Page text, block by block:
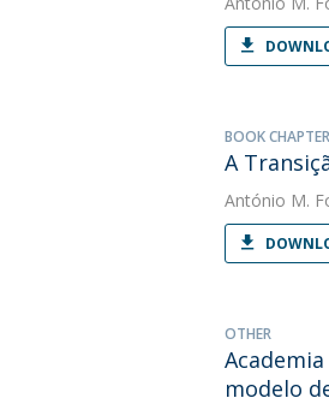
BOOK CHAPTER
A
António M.
OTHER
modelo